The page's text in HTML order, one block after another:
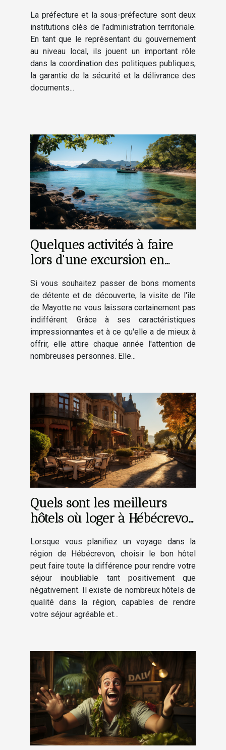
des citoyens
La préfecture et la sous-préfecture sont deux
institutions clés de l'administration territoriale.
En tant que le représentant du gouvernement
au niveau local, ils jouent un important rôle
dans la coordination des politiques publiques,
la garantie de la sécurité et la délivrance des
documents...
Quelques activités à faire
lors d'une excursion en
Si vous souhaitez passer de bons moments
de détente et de découverte, la visite de l'île
de Mayotte ne vous laissera certainement pas
indifférent. Grâce à ses caractéristiques
impressionnantes et à ce qu'elle a de mieux à
offrir, elle attire chaque année l'attention de
nombreuses personnes. Elle...
Quels sont les meilleurs
hôtels où loger à Hébécrevon
Lorsque vous planifiez un voyage dans la
région de Hébécrevon, choisir le bon hôtel
peut faire toute la différence pour rendre votre
séjour inoubliable tant positivement que
négativement. Il existe de nombreux hôtels de
qualité dans la région, capables de rendre
votre séjour agréable et...